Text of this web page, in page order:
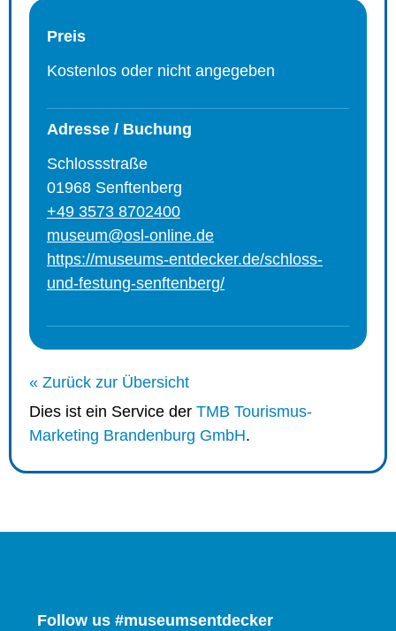
Preis
Kostenlos oder nicht angegeben
Adresse / Buchung
Schlossstraße
01968 Senftenberg
+49 3573 8702400
museum@osl-online.de
https://museums-entdecker.de/schloss-
und-festung-senftenberg/
« Zurück zur Übersicht
Dies ist ein Service der TMB Tourismus-
Marketing Brandenburg GmbH.
Follow us #museumsentdecker